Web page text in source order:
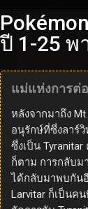
ปี 1-25 พ
แม่แห่งการต่
หลังจากมาถึง
อนุรักษ์ที่ซึ่งลาร์
ซึ่งเป็น
ก็ตาม การกลับม
ได้กลับมาพบกัน
Larvitar ก็เป็นค